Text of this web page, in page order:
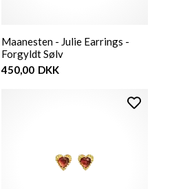
Maanesten - Julie Earrings -
Forgyldt Sølv
450,00 DKK